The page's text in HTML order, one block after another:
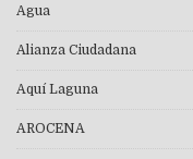
Agua
Alianza Ciudadana
Aquí Laguna
AROCENA